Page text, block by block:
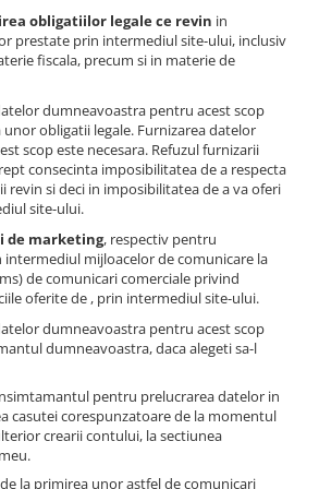
obligatiilor legale ce revin in
prestate prin intermediul site-ului, inclusiv
fiscala, precum si in materie de
dumneavoastra pentru acest scop
unor obligatii legale. Furnizarea datelor
scop este necesara. Refuzul furnizarii
consecinta imposibilitatea de a respecta
revin si deci in imposibilitatea de a va oferi
site-ului.
de marketing, respectiv pentru
mijloacelor de comunicare la
de comunicari comerciale privind
oferite de , prin intermediul site-ului.
dumneavoastra pentru acest scop
dumneavoastra, daca alegeti sa-l
pentru prelucrarea datelor in
casutei corespunzatoare de la momentul
crearii contului, la sectiunea
la primirea unor astfel de comunicari